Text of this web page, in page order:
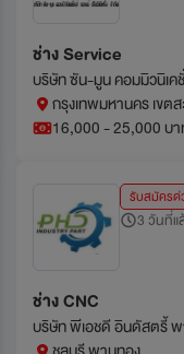
ช่าง Service
บริษัท ซัน-มูน คอมมิวนิเค
กรุงเทพมหานคร เขต
16,000 - 25,000 บ
รับสมัครด่
3 วันที่แ
ช่าง CNC
บริษัท พีเอชดี อินดัสตรี้